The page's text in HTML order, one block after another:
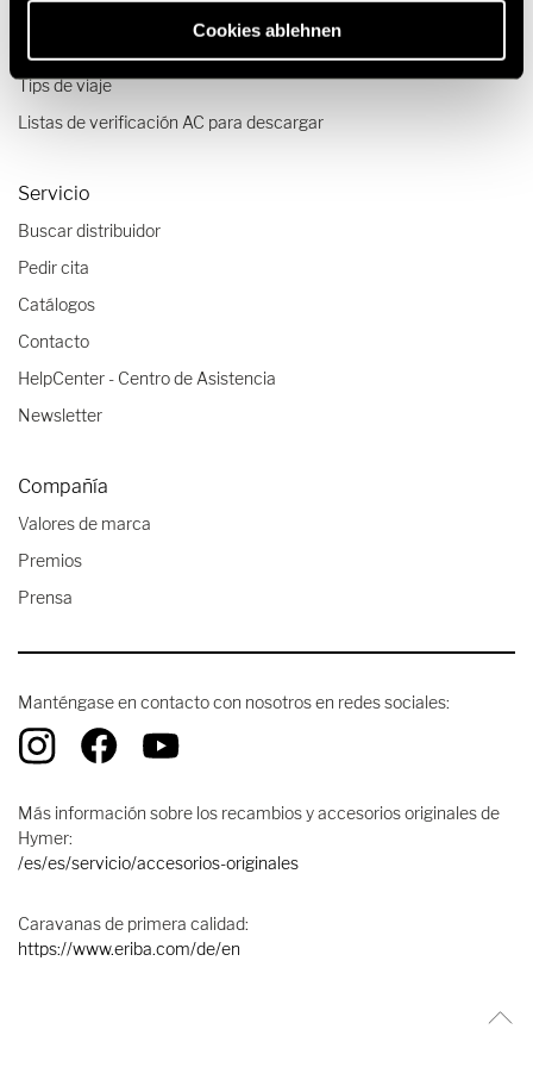
Cookies ablehnen
Viajes & Experiencias
Tips de viaje
Listas de verificación AC para descargar
Servicio
Buscar distribuidor
Pedir cita
Catálogos
Contacto
HelpCenter - Centro de Asistencia
Newsletter
Compañía
Valores de marca
Premios
Prensa
Manténgase en contacto con nosotros en redes sociales:
Más información sobre los recambios y accesorios originales de
Hymer:
/es/es/servicio/accesorios-originales
Caravanas de primera calidad:
https://www.eriba.com/de/en